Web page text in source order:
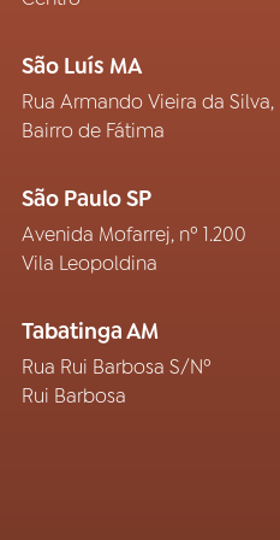
São Luís MA
Rua Armando Vieira da Silva,
Bairro de Fátima
São Paulo SP
Avenida Mofarrej, nº 1.200
Vila Leopoldina
Tabatinga AM
Rua Rui Barbosa S/Nº
Rui Barbosa